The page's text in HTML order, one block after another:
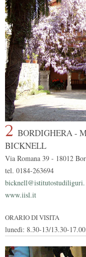
2 BORDIGHERA -
BICKNELL
Via Romana 39 - 18012
tel. 0184-263694
www.iisl.it
ORARIO DI VISITA
lunedì: 8.30-13/13.30-